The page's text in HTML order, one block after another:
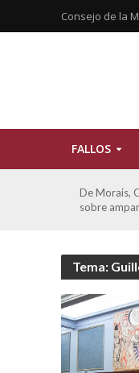
Consejo de la
FALLOS
Ferreyra
otros sobre
Tema: